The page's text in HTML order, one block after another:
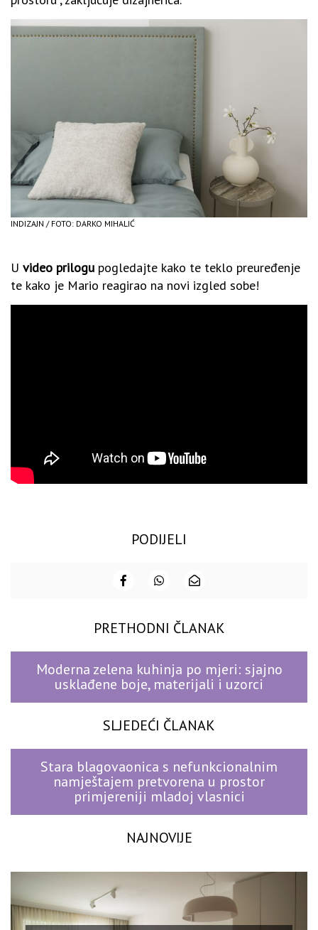
INDIZAJN / FOTO: DARKO MIHALIĆ
U video prilogu pogledajte kako te teklo preuređenje
te kako je Mario reagirao na novi izgled sobe!
PODIJELI
PRETHODNI ČLANAK
Moderna zelena kuhinja po mjeri: sjajno
usklađene boje, materijali i uzorci
SLJEDEĆI ČLANAK
Stara blagovaonica s nefunkcionalnim
namještajem pretvorena u prostor
primjereniji mladoj vlasnici
NAJNOVIJE